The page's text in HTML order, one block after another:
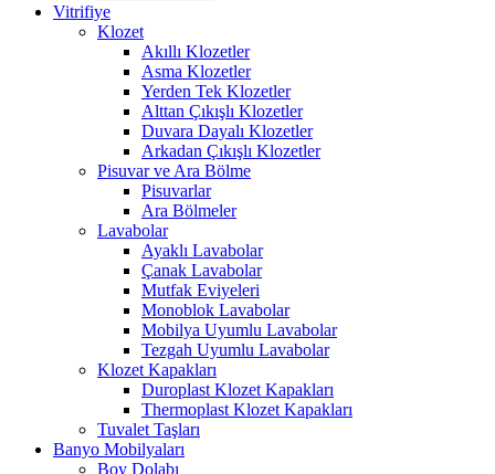
Vitrifiye
Klozet
Akıllı Klozetler
Asma Klozetler
Yerden Tek Klozetler
Alttan Çıkışlı Klozetler
Duvara Dayalı Klozetler
Arkadan Çıkışlı Klozetler
Pisuvar ve Ara Bölme
Pisuvarlar
Ara Bölmeler
Lavabolar
Ayaklı Lavabolar
Çanak Lavabolar
Mutfak Eviyeleri
Monoblok Lavabolar
Mobilya Uyumlu Lavabolar
Tezgah Uyumlu Lavabolar
Klozet Kapakları
Duroplast Klozet Kapakları
Thermoplast Klozet Kapakları
Tuvalet Taşları
Banyo Mobilyaları
Boy Dolabı